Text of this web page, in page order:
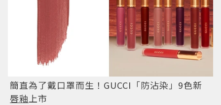
簡直為了戴口罩而生！GUCCI「防沾染」9色新
唇釉 上市